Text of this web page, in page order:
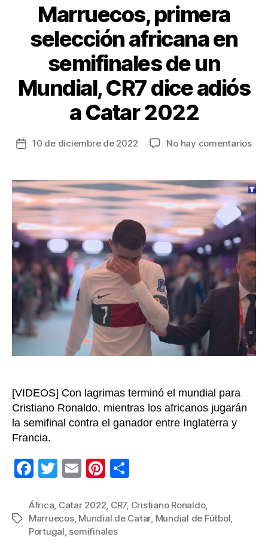
Marruecos, primera
selección africana en
semifinales de un
Mundial, CR7 dice adiós
a Catar 2022
Fecha
entrada
10 de diciembre de 2022 No hay comentariosen
en
un
CR7
a
[VIDEOS] Con lagrimas terminó el mundial para
Cristiano Ronaldo, mientras los africanos jugarán
la semifinal contra el ganador entre Inglaterra y
Francia.
F
c
e
T
tt
er
E
ail
Pi
er
e
m
p
Etiquetas
África, Catar 2022, CR7, Cristiano Ronaldo,
Marruecos, Mundial de Catar, Mundial de Fútbol,
Portugal, semifinales